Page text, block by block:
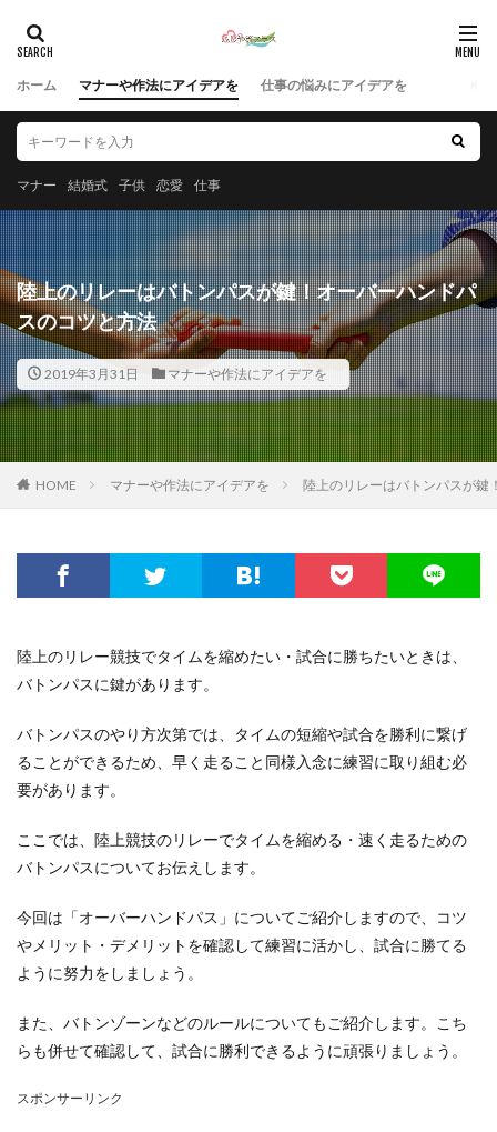
ホーム マナーや作法にアイデアを 仕事の悩みにアイデアを
マナー 結婚式 子供 恋愛 仕事
陸上のリレーはバトンパスが鍵！オーバーハンドパ
スのコツと方法
2019年3月31日 マナーや作法にアイデアを
HOME マナーや作法にアイデアを 陸上のリレーはバトンパスが鍵
陸上のリレー競技でタイムを縮めたい・試合に勝ちたいときは、
バトンパスに鍵があります。
バトンパスのやり方次第では、タイムの短縮や試合を勝利に繋げ
ることができるため、早く走ること同様入念に練習に取り組む必
要があります。
ここでは、陸上競技のリレーでタイムを縮める・速く走るための
バトンパスについてお伝えします。
今回は「オーバーハンドパス」についてご紹介しますので、コツ
やメリット・デメリットを確認して練習に活かし、試合に勝てる
ように努力をしましょう。
また、バトンゾーンなどのルールについてもご紹介します。こち
らも併せて確認して、試合に勝利できるように頑張りましょう。
スポンサーリンク